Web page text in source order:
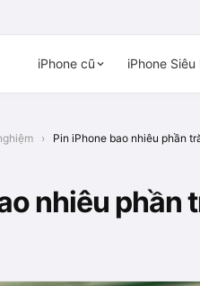
iPhone cũ iPhone Siêu
› Pin iPhone bao nhiêu phần
nhiêu phần